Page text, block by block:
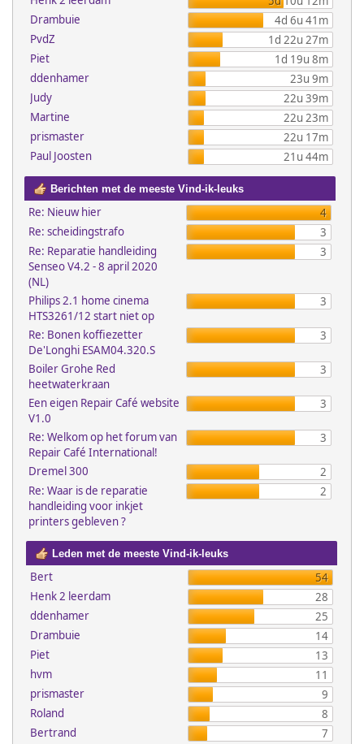
Drambuie
4d 6u 41m
PvdZ
1d 22u 27m
Piet
1d 19u 8m
ddenhamer
23u 9m
Judy
22u 39m
Martine
22u 23m
prismaster
22u 17m
Paul Joosten
21u 44m
Berichten met de meeste Vind-ik-leuks
Re: Nieuw hier
4
Re: scheidingstrafo
3
Re: Reparatie handleiding
Senseo V4.2 - 8 april 2020
(NL)
3
Philips 2.1 home cinema
HTS3261/12 start niet op
3
Re: Bonen koffiezetter
De'Longhi ESAM04.320.S
3
Boiler Grohe Red
heetwaterkraan
3
Een eigen Repair Café website
V1.0
3
Re: Welkom op het forum van
Repair Café International!
3
Dremel 300
2
Re: Waar is de reparatie
handleiding voor inkjet
printers gebleven ?
2
Leden met de meeste Vind-ik-leuks
Bert
54
Henk 2 leerdam
28
ddenhamer
25
Drambuie
14
Piet
13
hvm
11
prismaster
9
Roland
8
Bertrand
7